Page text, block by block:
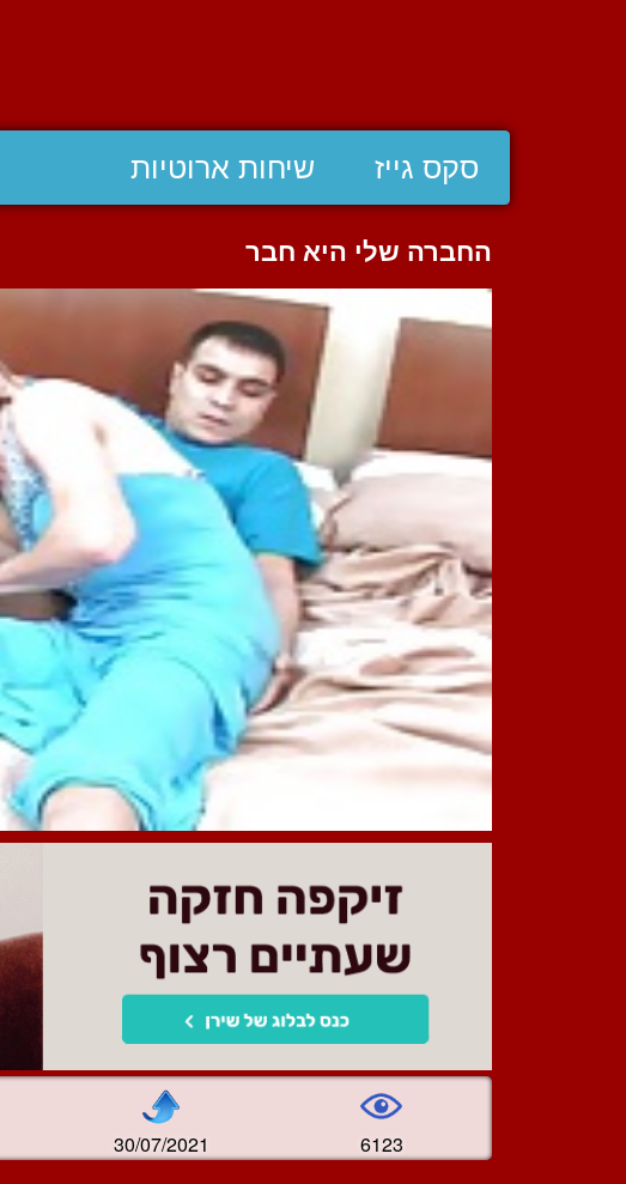
סקס גייז שיחות ארוטיות
החברה שלי היא חבר
30/07/2021 6123